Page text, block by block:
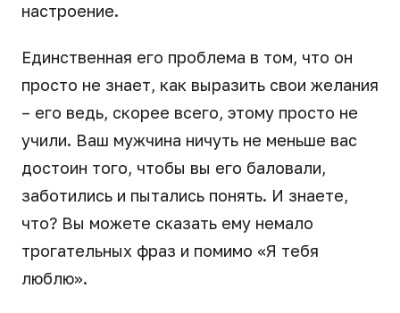
настроение.
Единственная его проблема в том, что он
просто не знает, как выразить свои желания
– его ведь, скорее всего, этому просто не
учили. Ваш мужчина ничуть не меньше вас
достоин того, чтобы вы его баловали,
заботились и пытались понять. И знаете,
что? Вы можете сказать ему немало
трогательных фраз и помимо «Я тебя
люблю».